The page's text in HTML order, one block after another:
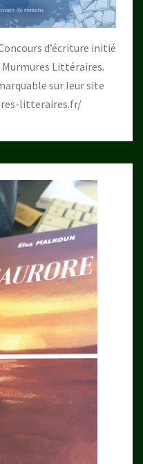
d’écriture initié
Murmures Littéraires.
sur leur site
litteraires.fr/